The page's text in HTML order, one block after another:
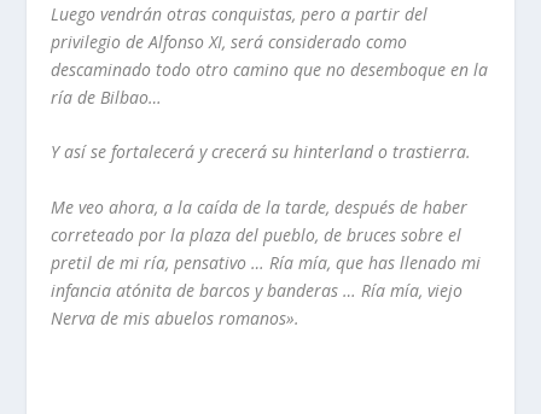
Luegovendrán otras conquistas, pero a partir del
privilegio de Alfonso XI,será considerado como
descaminado todo otro camino que no desemboque en la
rí­a deBilbao…
Y así­ se fortalecerá y crecerá su hinterland o trastierra.
Me veo ahora, a la caí­da de la tarde, después de haber
correteado por la plaza del pueblo, de bruces sobre el
pretil de mi rí­a, pensativo … Rí­a mí­a, que has llenado mi
infancia atónita de barcos y banderas … Rí­a mí­a, viejo
Nerva de mis abuelos romanos».